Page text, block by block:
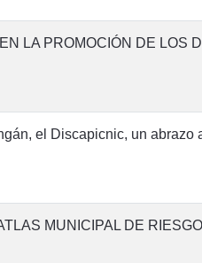
LA PROMOCIÓN DE LOS
el Discapicnic, un
MUNICIPAL DE